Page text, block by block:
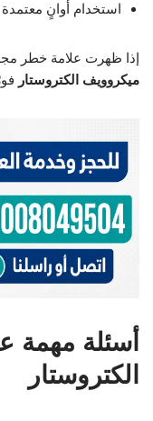
استخدام أوانٍ معتمدة
إذا ظهرت علامة خطر
ميكروويف الكتروستار
أسئلة مهمة
الكتروستار